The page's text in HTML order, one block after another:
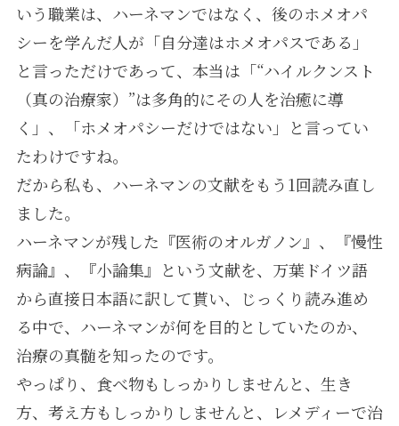
いう職業は、ハーネマンではなく、後のホメオパ
シーを学んだ人が「自分達はホメオパスである」
と言っただけであって、本当は「“ハイルクンスト
（真の治療家）”は多角的にその人を治癒に導
く」、「ホメオパシーだけではない」と言ってい
たわけですね。
だから私も、ハーネマンの文献をもう1回読み直し
ました。
ハーネマンが残した『医術のオルガノン』、『慢性
病論』、『小論集』という文献を、万葉ドイツ語
から直接日本語に訳して貰い、じっくり読み進め
る中で、ハーネマンが何を目的としていたのか、
治療の真髄を知ったのです。
やっぱり、食べ物もしっかりしませんと、生き
方、考え方もしっかりしませんと、レメディーで治